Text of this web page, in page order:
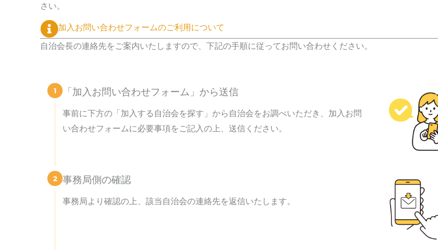
さい。
加入お問い合わせフォームのご利用について
自治会長の連絡先をご案内いたしますので、下記の手順に従ってお問い合わせください。
1 「加入お問い合わせフォーム」から送信
事前に下方の「加入する自治会を探す」から自治会をお調べいただき、加入お問
い合わせフォームに必要事項をご記入の上、送信ください。
2 事務局側の確認
事務局より確認の上、該当自治会の連絡先を返信いたします。